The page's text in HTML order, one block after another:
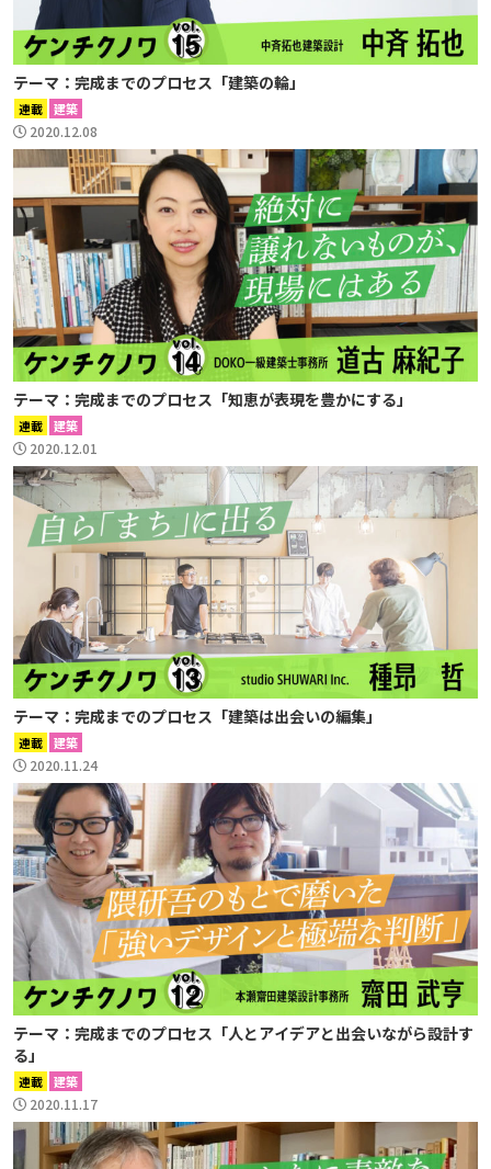
テーマ：完成までのプロセス「建築の輪」
連載 建築
2020.12.08
テーマ：完成までのプロセス「知恵が表現を豊かにする」
連載 建築
2020.12.01
テーマ：完成までのプロセス「建築は出会いの編集」
連載 建築
2020.11.24
テーマ：完成までのプロセス「人とアイデアと出会いながら設計す
る」
連載 建築
2020.11.17